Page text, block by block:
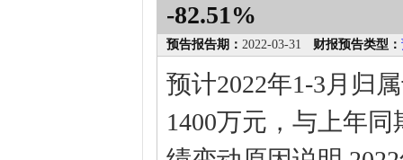
-82.51%
预告报告期： 2022-03-31 财报预告类型：
预计2022年1-3月归
1400万元，与上年同